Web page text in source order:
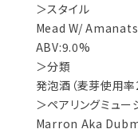
＞スタイル
Mead W/
ABV:9.0%
＞分類
発泡酒（麦芽使用率
＞ペアリングミュー
Marron Aka